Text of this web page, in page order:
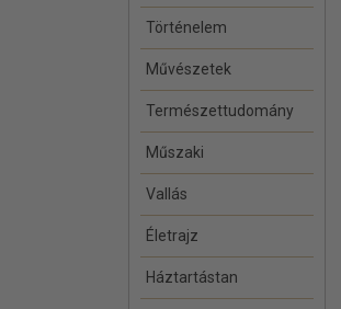
Történelem
Művészetek
Természettudomány
Műszaki
Vallás
Életrajz
Háztartástan